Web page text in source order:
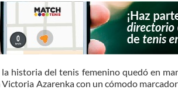
historia del tenis femenino quedó en
Victoria Azarenka con un cómodo